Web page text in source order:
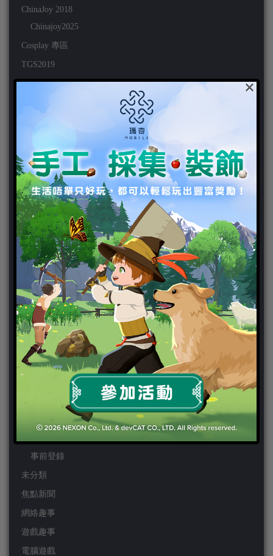
ChinaJoy 2018
Chinajoy2025
Cosplay 專區
TGS2019
VIPlayer
好康活動
官方虛寶
家用遊戲
3DS
PC
PS VITA
PS3
PS4
PSP
Wii
Wiiu
XBOX ONE
事前登錄
未分類
焦點新聞
網絡趣事
遊戲趣事
電腦遊戲
×